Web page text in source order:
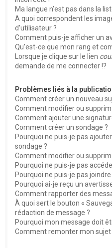
Ma langue n’est pas dans la
A quoi correspondent les
d’utilisateur ?
Comment puis-je afficher un
Qu’est-ce que mon rang et
Lorsque je clique sur le lien
demande de me connecter !?
Problèmes liés à la
Comment créer un nouveau
Comment modifier ou
Comment ajouter une
Comment créer un sondage ?
Pourquoi ne puis-je pas
sondage ?
Comment modifier ou
Pourquoi ne puis-je pas
Pourquoi ne puis-je pas
Pourquoi ai-je reçu un
Comment rapporter des
À quoi sert le bouton «
rédaction de message ?
Pourquoi mon message doit
Comment remonter mon sujet